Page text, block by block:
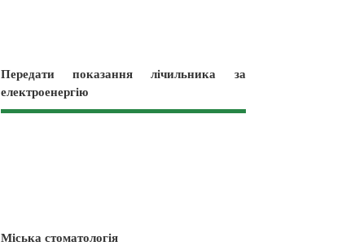
Передати показання лічильника за
електроенергію
Міська стоматологія